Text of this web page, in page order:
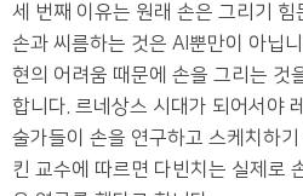
세 번째 이유는 원래 손은 그리기
손과 씨름하는 것은 AI뿐만이 아닙
현의 어려움 때문에 손을 그리는 것
합니다. 르네상스 시대가 되어서야
술가들이 손을 연구하고 스케치하
킨 교수에 따르면 다빈치는 실제로